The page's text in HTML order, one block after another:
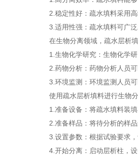
2.稳定性好：疏水填料采用高
3.适用性强：疏水填料可广泛
在生物分离领域，疏水层析填
1.生物化学研究：生物化学研
2.药物分析：药物分析人员可
3.环境监测：环境监测人员可
使用疏水层析填料进行生物分
1.准备设备：将疏水填料装填
2.准备样品：将待分析的样品
3.设置参数：根据试验要求，
4.开始分离：启动层析柱，设